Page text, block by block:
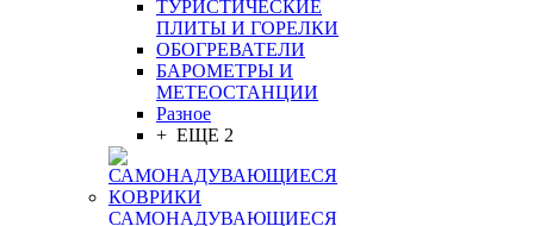
ТУРИСТИЧЕСКИЕ
ПЛИТЫ И ГОРЕЛКИ
ОБОГРЕВАТЕЛИ
БАРОМЕТРЫ И
МЕТЕОСТАНЦИИ
Разное
+ ЕЩЕ 2
САМОНАДУВАЮЩИЕСЯ